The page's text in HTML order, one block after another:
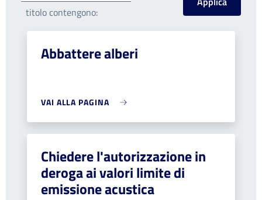
titolo contengono:
Abbattere alberi
VAI ALLA PAGINA
Chiedere l'autorizzazione in
deroga ai valori limite di
emissione acustica